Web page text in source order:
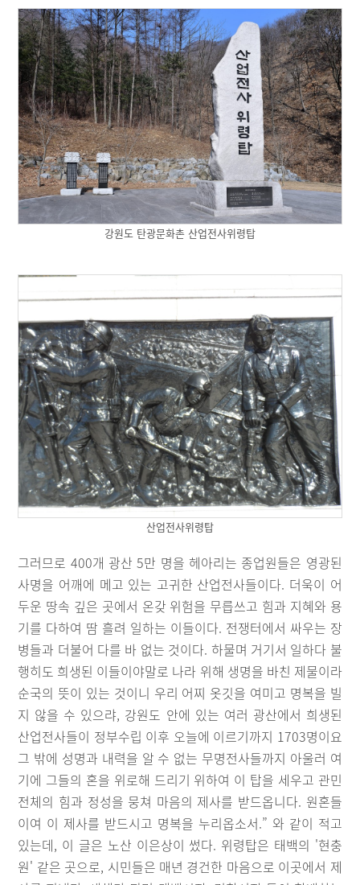
강원도 탄광문화촌 산업전사위령탑
산업전사위령탑
그러므로 400개 광산 5만 명을 헤아리는 종업원들은 영광된
사명을 어깨에 메고 있는 고귀한 산업전사들이다. 더욱이 어
두운 땅속 깊은 곳에서 온갖 위험을 무릅쓰고 힘과 지혜와 용
기를 다하여 땀 흘려 일하는 이들이다. 전쟁터에서 싸우는 장
병들과 더불어 다를 바 없는 것이다. 하물며 거기서 일하다 불
행히도 희생된 이들이야말로 나라 위해 생명을 바친 제물이라
순국의 뜻이 있는 것이니 우리 어찌 옷깃을 여미고 명복을 빌
지 않을 수 있으랴, 강원도 안에 있는 여러 광산에서 희생된
산업전사들이 정부수립 이후 오늘에 이르기까지 1703명이요
그 밖에 성명과 내력을 알 수 없는 무명전사들까지 아울러 여
기에 그들의 혼을 위로해 드리기 위하여 이 탑을 세우고 관민
전체의 힘과 정성을 뭉쳐 마음의 제사를 받드옵니다. 원혼들
이여 이 제사를 받드시고 명복을 누리옵소서.” 와 같이 적고
있는데, 이 글은 노산 이은상이 썼다. 위령탑은 태백의 '현충
원' 같은 곳으로, 시민들은 매년 경건한 마음으로 이곳에서 제